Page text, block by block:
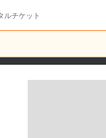
チケット